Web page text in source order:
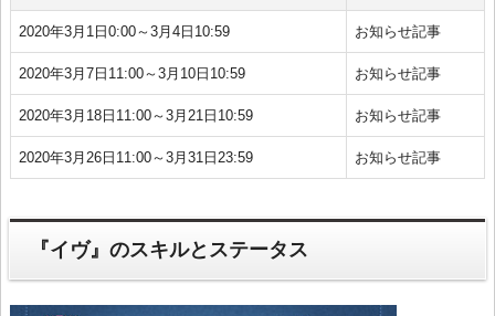
2020年3月1日0:00～3月4日10:59 お知らせ記事
2020年3月7日11:00～3月10日10:59 お知らせ記事
2020年3月18日11:00～3月21日10:59 お知らせ記事
2020年3月26日11:00～3月31日23:59 お知らせ記事
『イヴ』のスキルとステータス